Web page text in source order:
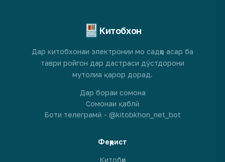
Китобхон
Дар китобхонаи электронии мо садҳо асар ба
таври ройгон дар дастраси дӯстдорони
мутолиа қарор дорад.
Дар бораи сомона
Сомонаи қаблӣ
Боти телеграмӣ - @kitobkhon_net_bot
Феҳрист
Китобҳо